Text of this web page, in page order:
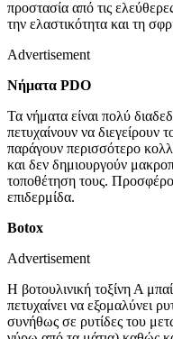
προστασία από τις
την ελαστικότητα και τη
Advertisement
Νήματα PDO
Τα νήματα είναι πολύ
πετυχαίνουν να διεγείρουν
παράγουν περισσότερο
και δεν δημιουργούν
τοποθέτηση τους.
επιδερμίδα.
Botox
Advertisement
H βοτουλινική τοξίνη Α
πετυχαίνει να εξομαλύνει
συνήθως σε ρυτίδες του